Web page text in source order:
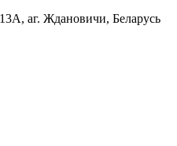
аг. Ждановичи, Беларусь